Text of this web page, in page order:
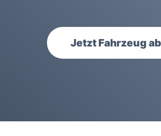
Jetzt Fahrzeug